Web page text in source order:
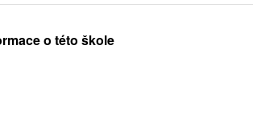
o této škole